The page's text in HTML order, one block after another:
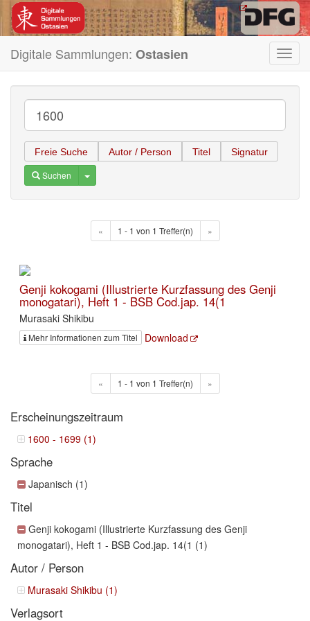
Digitale Sammlungen: Ostasien
Freie Suche Autor / Person Titel Signatur
Suchen Toggle Dropdown
« 1 - 1 von 1 Treffer(n) »
Genji kokogami (Illustrierte Kurzfassung des Genji
monogatari), Heft 1 - BSB Cod.jap. 14(1
Murasaki Shikibu
Mehr Informationen zum Titel Download
« 1 - 1 von 1 Treffer(n) »
Erscheinungszeitraum
1600 - 1699 (1)
Sprache
Japanisch (1)
Titel
Genji kokogami (Illustrierte Kurzfassung des Genji
monogatari), Heft 1 - BSB Cod.jap. 14(1 (1)
Autor / Person
Murasaki Shikibu (1)
Verlagsort